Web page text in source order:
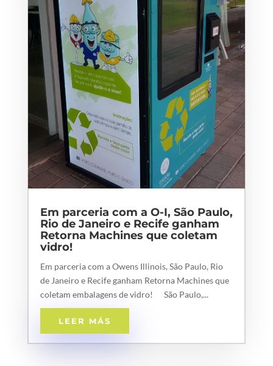
Em parceria com a O-I, São Paulo,
Rio de Janeiro e Recife ganham
Retorna Machines que coletam
vidro!
Em parceria com a Owens Illinois, São Paulo, Rio
de Janeiro e Recife ganham Retorna Machines que
coletam embalagens de vidro! São Paulo,...
LEER MÁS